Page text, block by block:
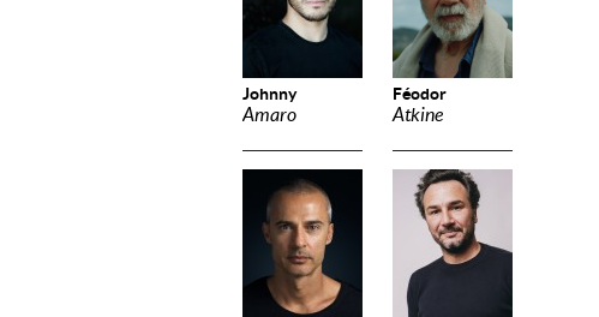
Johnny
Amaro
Féodor
Atkine